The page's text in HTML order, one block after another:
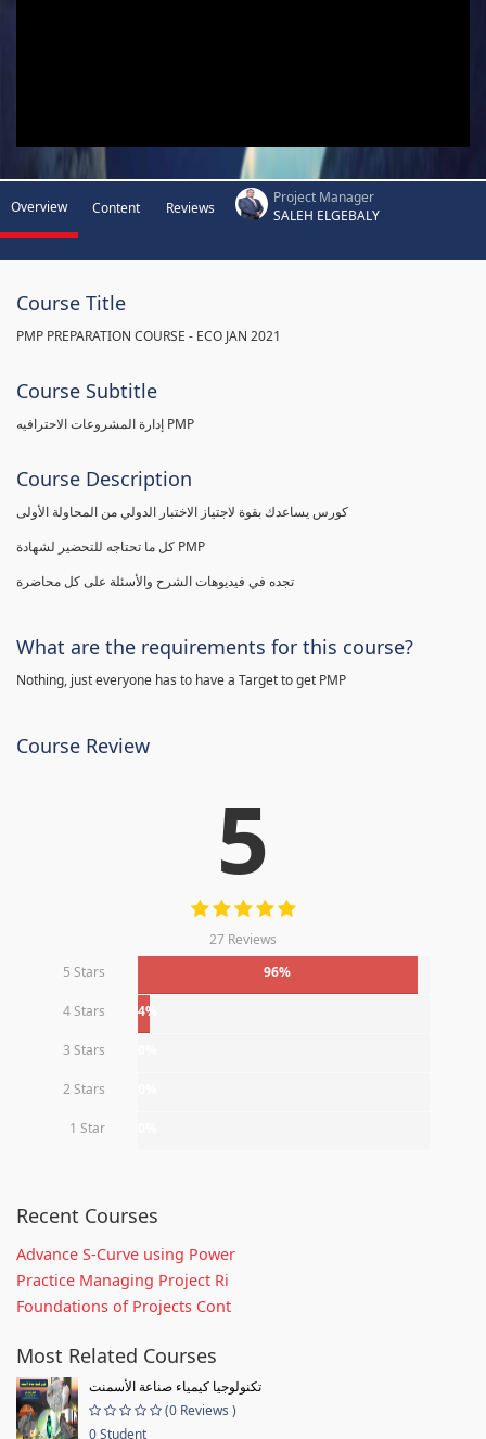
Overview Content Reviews
Project Manager
SALEH ELGEBALY
Course Title
PMP PREPARATION COURSE - ECO JAN 2021
Course Subtitle
إدارة المشروعات الاحترافيه PMP
Course Description
كل ما تحتاجه للتحضير لشهادة PMP
تجده في فيديوهات الشرح والأسئلة على كل محاضرة
What are the requirements for this course?
Nothing, just everyone has to have a Target to get PMP
Course Review
5
27 Reviews
5 Stars
96%
4 Stars 4%
3 Stars
2 Stars
1 Star
Recent Courses
Advance S-Curve using Power
Practice Managing Project Ri
Foundations of Projects Cont
Most Related Courses
تكنولوجيا كيمياء صناعة الأسمنت
(0 Reviews )
0 Student